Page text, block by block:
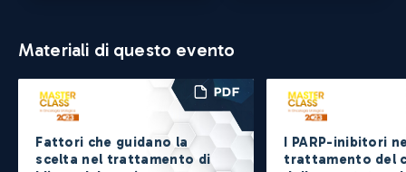
Materiali di questo evento
Fattori che guidano la
scelta nel trattamento di
I PARP-inibitori
trattamento del